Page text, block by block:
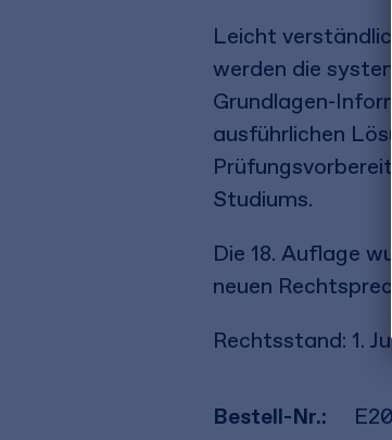
Leicht
werden die
Grundlagen-
ausführlichen
Studiums.
Die 18. Auflage
neuen
Rechtsstand: 1.
Bestell-Nr.: